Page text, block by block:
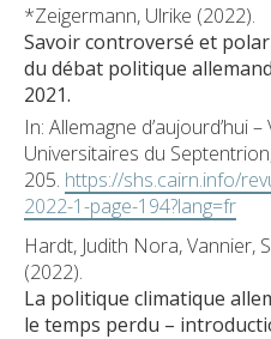
*Zeigermann, Ulrike (2022).
Savoir controversé et
du débat politique
2021.
In: Allemagne d’aujourd’hui
Universitaires du
205. https://shs.cairn.info/
2022-1-page-194?lang=fr
Hardt, Judith Nora, Vannier,
(2022).
La politique climatique
le temps perdu –